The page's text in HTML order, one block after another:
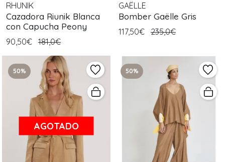
RHUNIK
Cazadora Riunik Blanca
con Capucha Peony
90,50€ 181,0€
GAËLLE
Bomber Gaëlle Gris
117,50€ 235,0€
50%
AGOTADO
50%